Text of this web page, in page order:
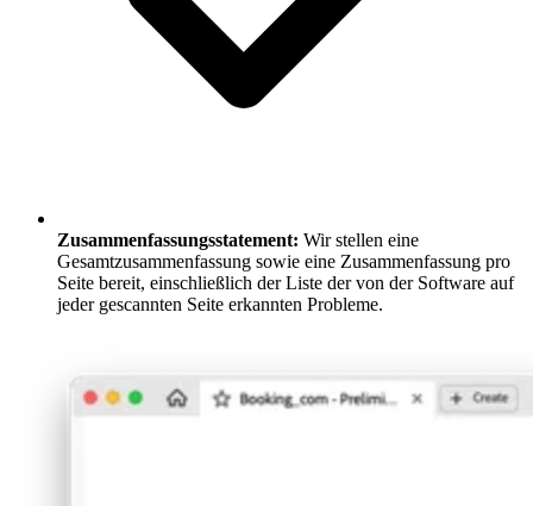
Zusammenfassungsstatement: Wir stellen eine
Gesamtzusammenfassung sowie eine Zusammenfassung pro
Seite bereit, einschließlich der Liste der von der Software auf
jeder gescannten Seite erkannten Probleme.